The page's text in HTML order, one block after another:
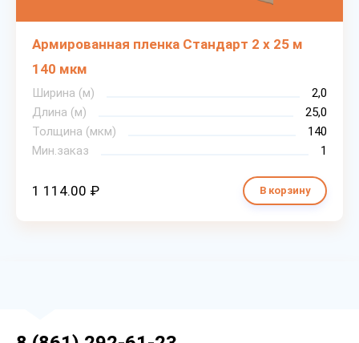
Армированная пленка Стандарт 2 х 25 м
140 мкм
Ширина (м)
2,0
Длина (м)
25,0
Толщина (мкм)
140
Мин.заказ
1
1 114.00 ₽ В корзину